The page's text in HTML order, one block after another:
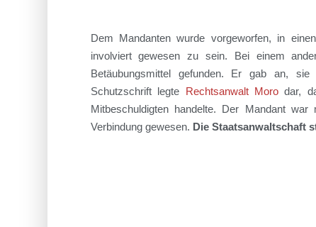
Dem Mandanten wurde vorgeworfen, in
involviert gewesen zu sein. Bei einem
Betäubungsmittel gefunden. Er gab an,
Schutzschrift legte Rechtsanwalt Moro dar,
Mitbeschuldigten handelte. Der Mandantwar
Verbindung gewesen. Die Staatsanwaltschaft